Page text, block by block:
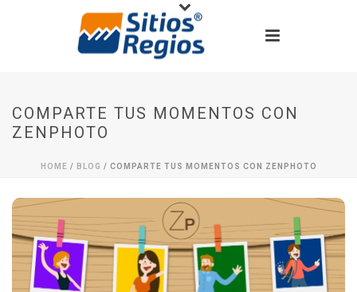
COMPARTE TUS MOMENTOS CON
ZENPHOTO
HOME / BLOG / COMPARTE TUS MOMENTOS CON ZENPHOTO